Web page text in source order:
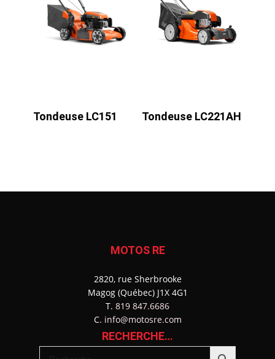
Tondeuse LC151 Tondeuse LC221AH
MOTOS RE
2820, rue Sherbrooke
Magog (Québec) J1X 4G1
T. 819 847.6686
C. info@motosre.com
RECHERCHE…